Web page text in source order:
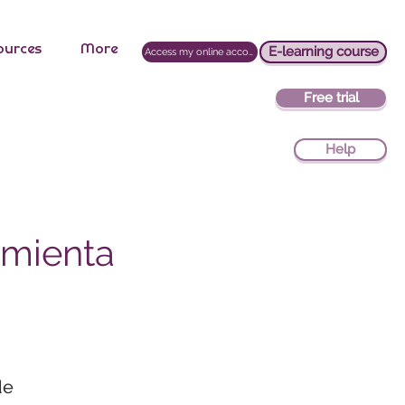
Free trial
Help
E-learning course
More Access my online account